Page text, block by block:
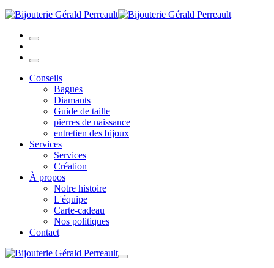
Conseils
Bagues
Diamants
Guide de taille
pierres de naissance
entretien des bijoux
Services
Services
Création
À propos
Notre histoire
L'équipe
Carte-cadeau
Nos politiques
Contact